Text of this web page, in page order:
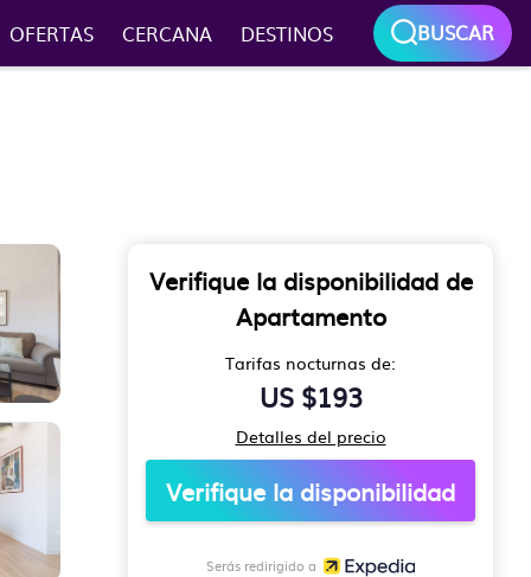
OFERTAS CERCANA DESTINOS BUSCAR
Verifique la disponibilidad de
Apartamento
Tarifas nocturnas de:
US $193
Detalles del precio
Verifique la disponibilidad
Serás redirigido a